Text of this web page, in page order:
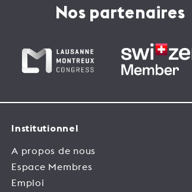
Nos partenaires
Institutionnel
A propos de nous
Espace Membres
Emploi